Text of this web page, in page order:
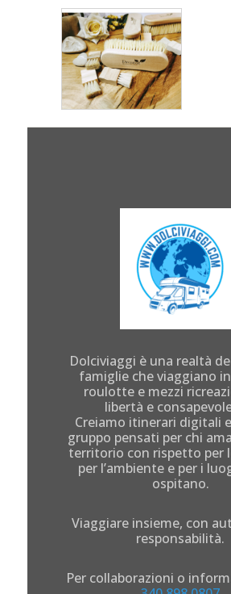
Dolciviaggi è una realtà
famiglie che viaggiano
roulotte e mezzi
libertà e
Creiamo itinerari digitali
gruppo pensati per chi
territorio con rispetto per
per l’ambiente e per i
ospitano.
Viaggiare insieme, con
responsabilità.
Per collaborazioni o